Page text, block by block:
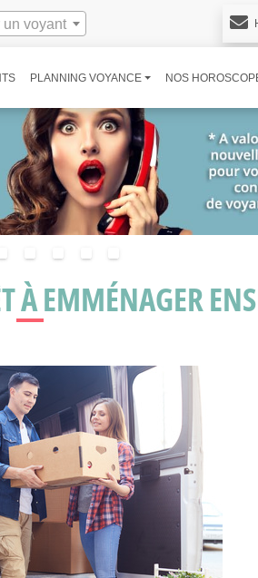
un voyant
PLANNING VOYANCE NOS
À EMMÉNAGER